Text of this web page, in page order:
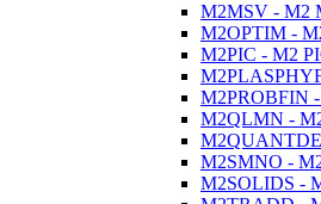
M2MSV - M2
M2OPTIM -
M2PIC - M2
M2PROBFIN -
M2QLMN -
M2SMNO -
M2SOLIDS -